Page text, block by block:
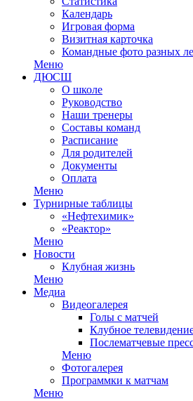
Календарь
Игровая форма
Визитная карточка
Командные фото разных
Меню
ДЮСШ
О школе
Руководство
Наши тренеры
Составы команд
Расписание
Для родителей
Документы
Оплата
Меню
Турнирные таблицы
«Нефтехимик»
«Реактор»
Меню
Новости
Клубная жизнь
Меню
Медиа
Видеогалерея
Голы с матчей
Клубное
Послематчевые
Меню
Фотогалерея
Программки к матчам
Меню